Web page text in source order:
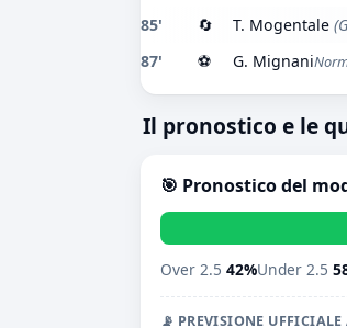
85' 🔄 T. Mogentale
87' ⚽ G. Mignani
Il pronostico e le
🎯 Pronostico del
Over 2.5 42%Under 2.5
📡 PREVISIONE